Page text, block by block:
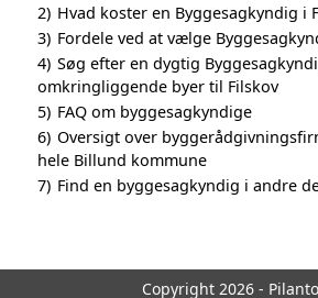
2) Hvad koster en Byggesagkyndig i
3) Fordele ved at vælge
4) Søg efter en dygtig
omkringliggende byer til Filskov
5) FAQ om byggesagkyndige
6) Oversigt over
hele Billund kommune
7) Find en byggesagkyndig i andre
Copyright 2026 -